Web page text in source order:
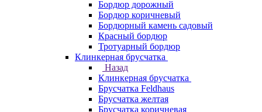
Бордюр дорожный
Бордюр коричневый
Бордюрный камень садовый
Красный бордюр
Тротуарный бордюр
Клинкерная брусчатка
Назад
Клинкерная брусчатка
Брусчатка Feldhaus
Брусчатка желтая
Брусчатка коричневая